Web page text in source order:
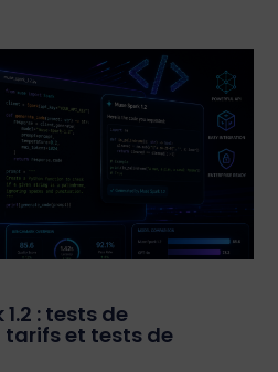
: tests de
tarifs et tests de